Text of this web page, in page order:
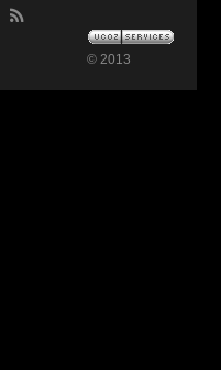
© 2013